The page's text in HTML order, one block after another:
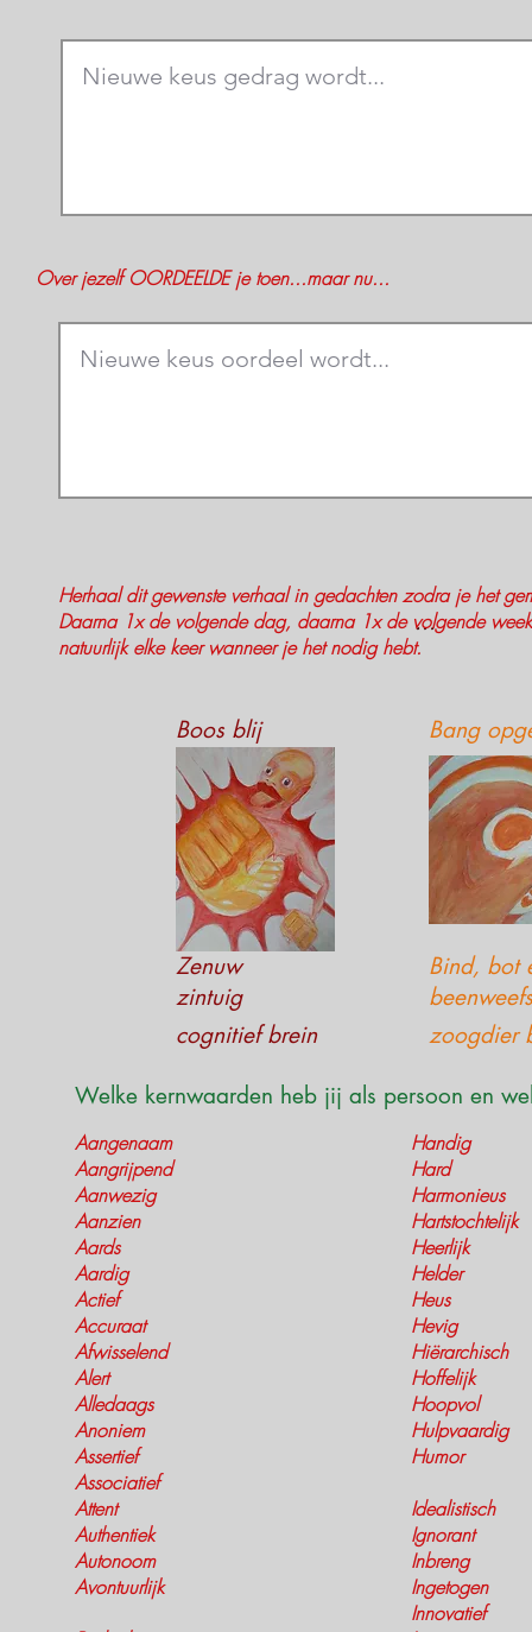
Over jezelf OORDEELDE je toen...maar nu...
...
Herhaal dit gewenste verhaal in gedachten zodra je het
Daarna 1x de volgende dag, daarna 1x de volgende
natuurlijk elke keer wanneer je het nodig hebt.
Boos blij
Zenuw
zintuig
cognitief brein
Bang
Bind, bot
zoogdier
Welke kernwaarden heb jij als persoon en
Aangenaam
Aangrijpend
Aanwezig
Aanzien
Aards
Aardig
Actief
Accuraat
Afwisselend
Alert
Alledaags
Anoniem
Assertief
Associatief
Attent
Authentiek
Autonoom
Avontuurlijk
Handig
Hard
Harmonieus
Hartstochtelijk
Heerlijk
Helder
Heus
Hevig
Hiërarchisch
Hoffelijk
Hoopvol
Hulpvaardig
Humor
Idealistisch
Ignorant
Inbreng
Ingetogen
Innovatief